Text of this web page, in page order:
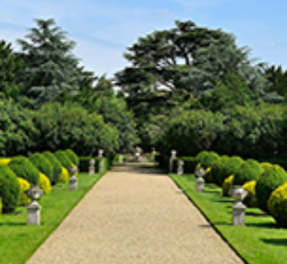
함께 건강한 남성라이프를 되찾는 지혜를 나누고
합니다. 무너진 자존감은 행동부터 달라지게 만든
자존감이 떨어지면 가장 먼저 나타나는 변화는 회
입니다. 예전 같지 않은 강직도나 지구력에 대한
안감 때문에 연인과의 은밀한 순간을 자연스럽게
하게 됩니다. "오늘은 피곤해서", "내일 일찍 일어
야 해서"